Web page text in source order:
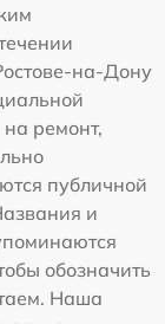
на-Дону
ремонт,
публичной
и
обозначить
Наша